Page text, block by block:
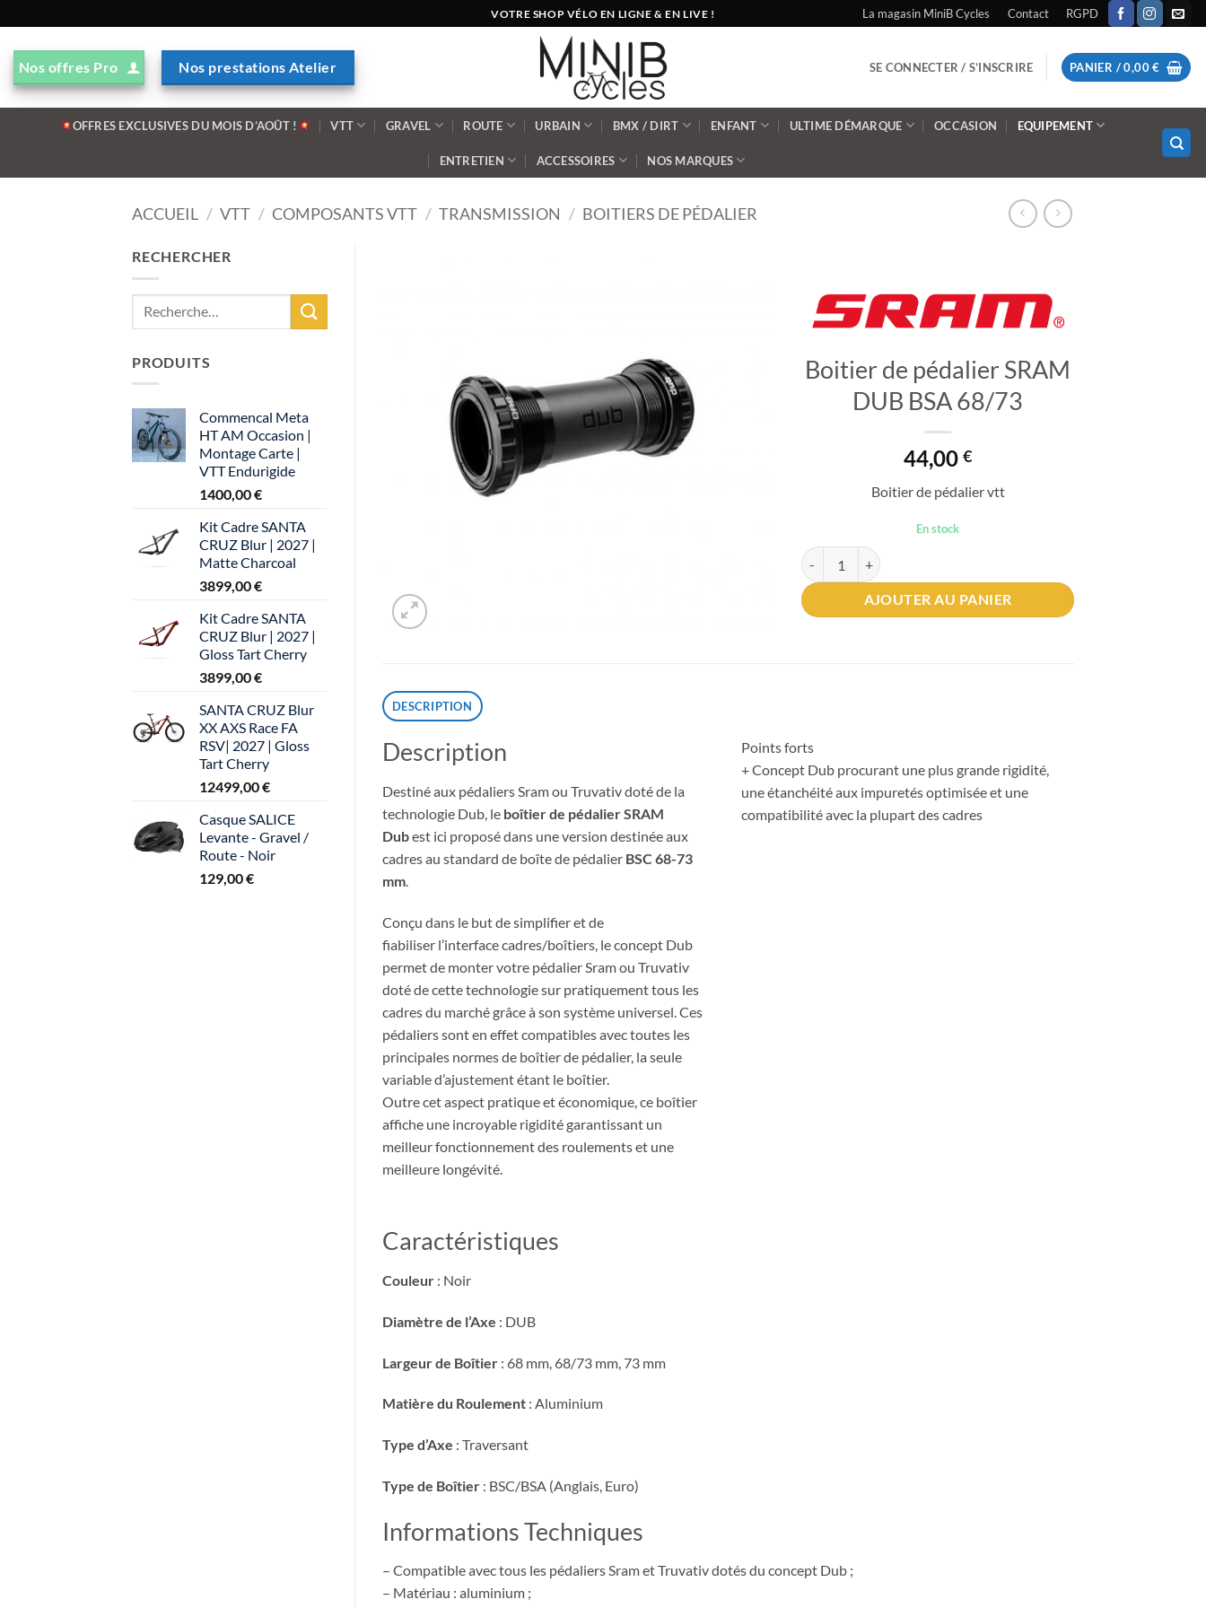
au
contenu
VOTRE SHOP VÉLO EN LIGNE & EN LIVE ! La magasin MiniB Cycles Contact RGPD
Nos offres Pro Nos prestations Atelier SE CONNECTER / S’INSCRIRE PANIER /0,00€
OFFRES EXCLUSIVES DU MOIS D’AOÛT ! VTT GRAVEL ROUTE URBAIN BMX / DIRT ENFANT ULTIME DÉMARQUE OCCASION EQUIPEMENT
ENTRETIEN ACCESSOIRES NOS MARQUES
ACCUEIL / VTT / COMPOSANTS VTT / TRANSMISSION / BOITIERS DE PÉDALIER
RECHERCHER
PRODUITS
Commencal Meta
HT AM Occasion |
Montage Carte |
VTT Endurigide
1400,00€
Kit Cadre SANTA
CRUZ Blur | 2027 |
Matte Charcoal
3899,00€
Kit Cadre SANTA
CRUZ Blur | 2027 |
Gloss Tart Cherry
3899,00€
SANTA CRUZ Blur
XX AXS Race FA
RSV| 2027 | Gloss
Tart Cherry
12499,00€
Casque SALICE
Levante - Gravel /
Route - Noir
129,00€
Boitier de pédalier SRAM
DUB BSA 68/73
44,00€
Boitier de pédalier vtt
En stock
quantité de Boitier de pédalier SRAM DUB BSA 68/73
AJOUTER AU PANIER
DESCRIPTION
Description
Destiné aux pédaliers Sram ou Truvativ doté de la
technologie Dub, le boîtier de pédalier SRAM
Dubest ici proposé dans une version destinée aux
cadres au standard de boîte de pédalierBSC 68-73
mm.
Conçu dans le but de simplifier et de
fiabiliser l’interface cadres/boîtiers, le concept Dub
permet de monter votre pédalier Sram ou Truvativ
doté de cette technologie sur pratiquement tous les
cadres du marché grâce à son système universel. Ces
pédaliers sont en effet compatibles avec toutes les
principales normes de boîtier de pédalier, la seule
variable d’ajustement étant le boîtier.
Outre cet aspect pratique et économique, ce boîtier
affiche une incroyable rigidité garantissant un
meilleur fonctionnement des roulements et une
meilleure longévité.
Points forts
+ Concept Dub procurant une plus grande rigidité,
une étanchéité aux impuretés optimisée et une
compatibilité avec la plupart des cadres
Caractéristiques
Couleur: Noir
Diamètre de l’Axe : DUB
Largeur de Boîtier: 68 mm, 68/73 mm, 73 mm
Matière du Roulement: Aluminium
Type d’Axe : Traversant
Type de Boîtier: BSC/BSA (Anglais, Euro)
Informations Techniques
– Compatible avec tous les pédaliers Sram et Truvativ dotés du concept Dub ;
– Matériau : aluminium ;